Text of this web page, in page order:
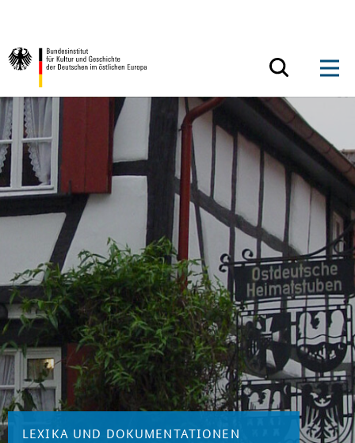
Zurück zur Startseite
LEXIKA UND DOKUMENTATIONEN